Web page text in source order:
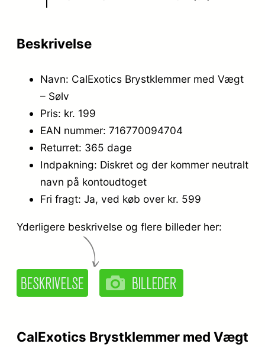
Beskrivelse
Navn: CalExotics Brystklemmer med Vægt
– Sølv
Pris: kr. 199
EAN nummer: 716770094704
Returret: 365 dage
Indpakning: Diskret og der kommer neutralt
navn på kontoudtoget
Fri fragt: Ja, ved køb over kr. 599
Yderligere beskrivelse og flere billeder her:
CalExotics Brystklemmer med Vægt